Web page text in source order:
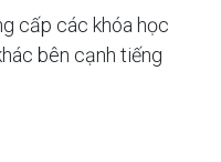
cấp các khóa học
bên cạnh tiếng